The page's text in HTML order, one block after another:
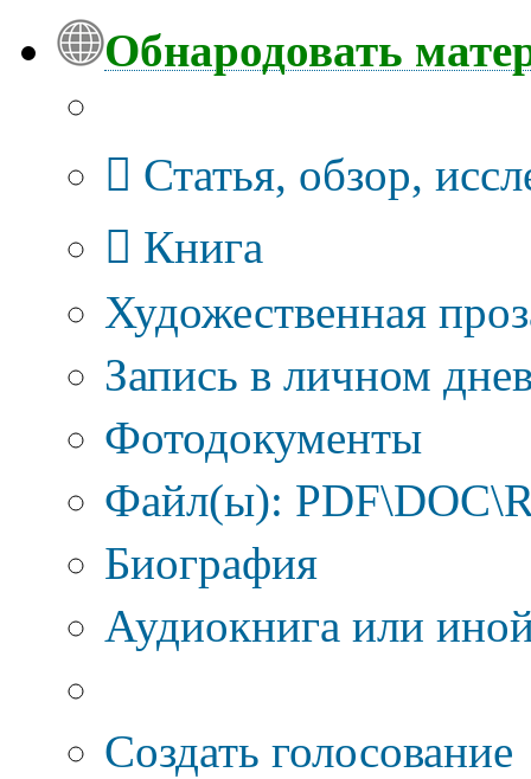
Обнародовать
Статья, обзор,
Книга
Художественная
Запись в личном
Фотодокументы
Файл(ы):
Биография
Аудиокнига или
Создать голосование